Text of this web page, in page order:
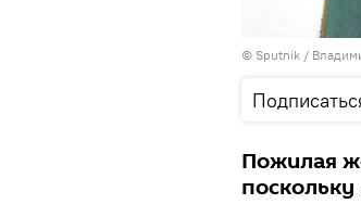
© Sputnik /
Пожилая